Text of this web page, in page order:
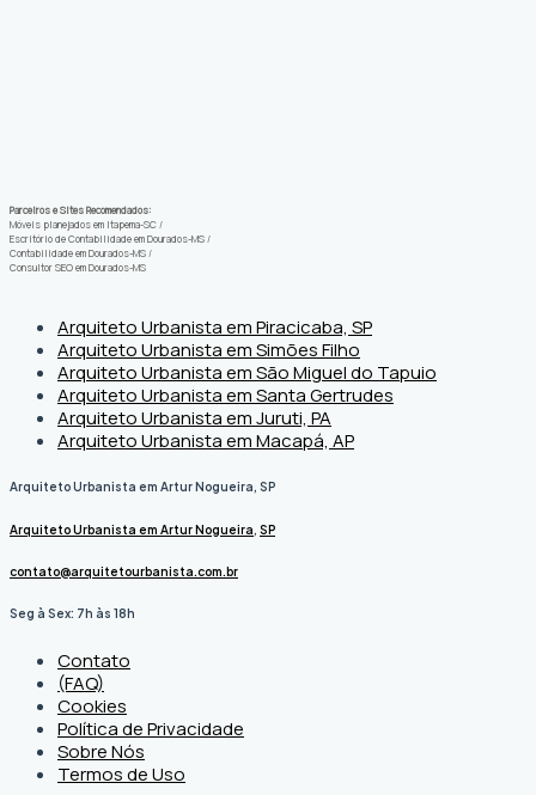
Parceiros e Sites Recomendados:
Móveis planejados em Itapema-SC /
Escritório de Contabilidade em Dourados-MS /
Contabilidade em Dourados-MS /
Consultor SEO em Dourados-MS
Arquiteto Urbanista em Piracicaba, SP
Arquiteto Urbanista em Simões Filho
Arquiteto Urbanista em São Miguel do Tapuio
Arquiteto Urbanista em Santa Gertrudes
Arquiteto Urbanista em Juruti, PA
Arquiteto Urbanista em Macapá, AP
Arquiteto Urbanista em Artur Nogueira, SP
Arquiteto Urbanista em Artur Nogueira, SP
contato@arquitetourbanista.com.br
Seg à Sex: 7h às 18h
Contato
(FAQ)
Cookies
Política de Privacidade
Sobre Nós
Termos de Uso